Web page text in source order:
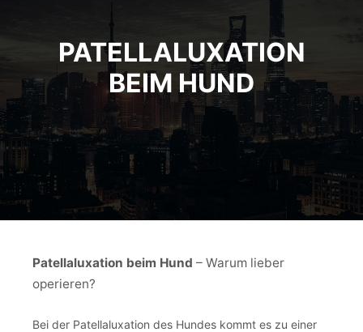
PATELLALUXATION
BEIM HUND
Patellaluxation beim Hund – Warum lieber
operieren?
Bei der Patellaluxation des Hundes kommt es zu einer